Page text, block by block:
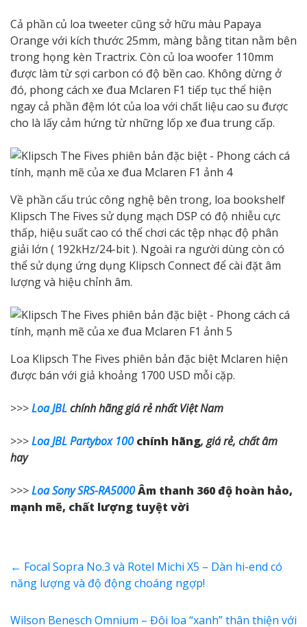
Cả phần củ loa tweeter cũng sở hữu màu Papaya
Orange với kích thước 25mm, màng bằng titan nằm bên
trong họng kèn Tractrix. Còn củ loa woofer 110mm
được làm từ sợi carbon có độ bền cao. Không dừng ở
đó, phong cách xe đua Mclaren F1 tiếp tục thể hiện
ngay cả phần đệm lót của loa với chất liệu cao su được
cho là lấy cảm hứng từ những lốp xe đua trung cấp.
Về phần cấu trúc công nghệ bên trong, loa bookshelf
Klipsch The Fives sử dụng mạch DSP có độ nhiễu cực
thấp, hiệu suất cao có thể chơi các tệp nhạc độ phân
giải lớn ( 192kHz/24-bit ). Ngoài ra người dùng còn có
thể sử dụng ứng dụng Klipsch Connect để cài đặt âm
lượng và hiệu chỉnh âm.
Loa Klipsch The Fives phiên bản đặc biệt Mclaren hiện
được bán với giả khoảng 1700 USD mỗi cặp.
>>>Loa JBLchính hãng giá rẻ nhất Việt Nam
>>>Loa JBL Partybox 100 chính hãng, giá rẻ, chất âm
hay
>>>Loa Sony SRS-RA5000Âm thanh 360 độ hoàn hảo,
mạnh mẽ, chất lượng tuyệt vời
← Focal Sopra No.3 và Rotel Michi X5 – Dàn hi-end có
năng lượng và độ động choáng ngợp!
Wilson Benesch Omnium – Đôi loa “xanh” thân thiện với